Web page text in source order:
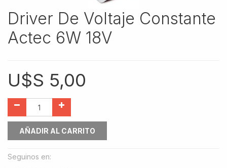
Driver De Voltaje Constante
Actec 6W 18V
U$S 5,00
AÑADIR AL CARRITO
Seguinos en: